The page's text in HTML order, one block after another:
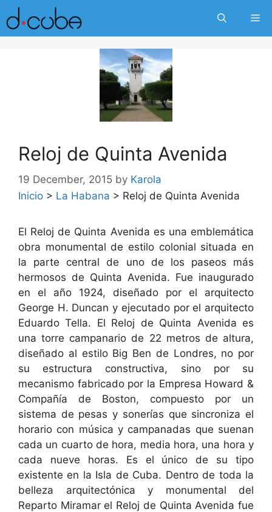
Skip
to
content
Reloj de Quinta Avenida
19 December, 2015 by Karola
Inicio > La Habana > Reloj de Quinta Avenida
El Reloj de Quinta Avenida es una emblemática
obra monumental de estilo colonial situada en
la parte central de uno de los paseos más
hermosos de Quinta Avenida. Fue inaugurado
en el año 1924, diseñado por el arquitecto
George H. Duncan y ejecutado por el arquitecto
Eduardo Tella. El Reloj de Quinta Avenida es
una torre campanario de 22 metros de altura,
diseñado al estilo Big Ben de Londres, no por
su estructura constructiva, sino por su
mecanismo fabricado por la Empresa Howard &
Compañía de Boston, compuesto por un
sistema de pesas y sonerías que sincroniza el
horario con música y campanadas que suenan
cada un cuarto de hora, media hora, una hora y
cada nueve horas. Es el único de su tipo
existente en la Isla de Cuba. Dentro de toda la
belleza arquitectónica y monumental del
Reparto Miramar el Reloj de Quinta Avenida fue